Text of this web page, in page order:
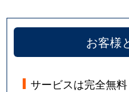
お客様
サービスは完全無料